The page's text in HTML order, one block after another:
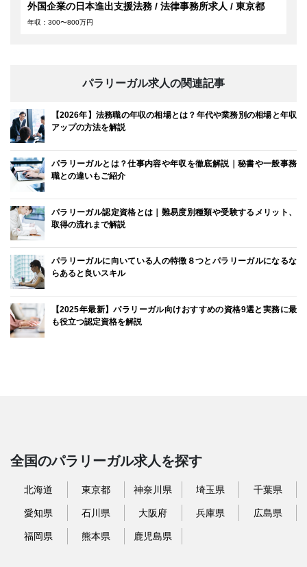
外国企業の日本進出支援法務 / 法律事務所求人 / 東京都
年収：300〜800万円
パラリーガル求人の関連記事
【2026年】法務職の年収の相場とは？年代や業務別の相場と年収
アップの方法を解説
パラリーガルとは？仕事内容や年収を徹底解説｜秘書や一般事務
職との違いもご紹介
パラリーガル認定資格とは｜難易度別種類や受験するメリット、
取得の流れまで解説
パラリーガルに向いている人の特徴８つとパラリーガルになるな
らあると良いスキル
【2025年最新】パラリーガル向けおすすめの資格9選と実務に最
も役立つ認定資格を解説
全国のパラリーガル求人を探す
北海道 東京都 神奈川県 埼玉県 千葉県
愛知県 石川県 大阪府 兵庫県 広島県
福岡県 熊本県 鹿児島県